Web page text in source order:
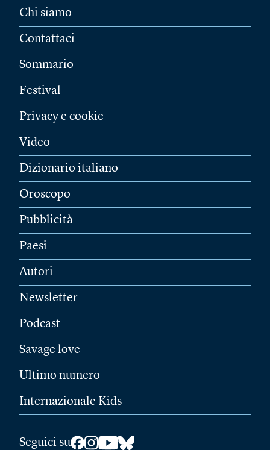
Chi siamo
Contattaci
Sommario
Festival
Privacy e cookie
Video
Dizionario italiano
Oroscopo
Pubblicità
Paesi
Autori
Newsletter
Podcast
Savage love
Ultimo numero
Internazionale Kids
Seguici su